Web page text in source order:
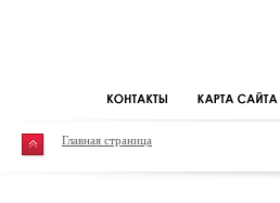
Главная страница